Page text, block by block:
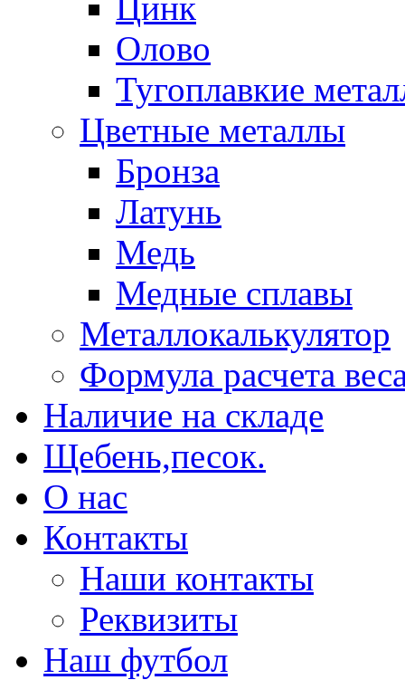
Олово
Тугоплавкие
Цветные металлы
Бронза
Латунь
Медь
Медные сплавы
Металлокалькулятор
Формула расчета
Наличие на складе
Щебень,песок.
О нас
Контакты
Наши контакты
Реквизиты
Наш футбол